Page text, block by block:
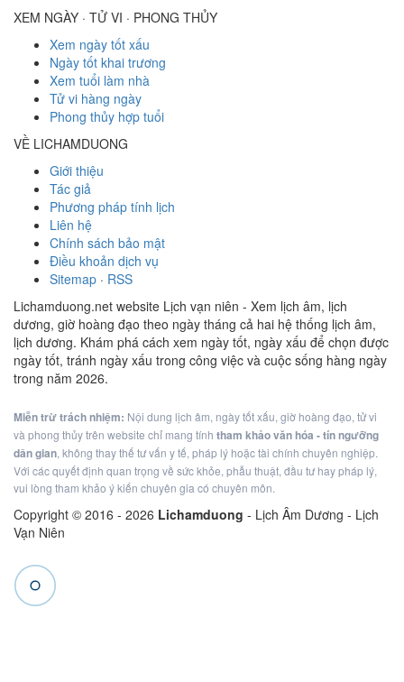
XEM NGÀY · TỬ VI · PHONG THỦY
Xem ngày tốt xấu
Ngày tốt khai trương
Xem tuổi làm nhà
Tử vi hàng ngày
Phong thủy hợp tuổi
VỀ LICHAMDUONG
Giới thiệu
Tác giả
Phương pháp tính lịch
Liên hệ
Chính sách bảo mật
Điều khoản dịch vụ
Sitemap · RSS
Lichamduong.net website Lịch vạn niên - Xem lịch âm, lịch
dương, giờ hoàng đạo theo ngày tháng cả hai hệ thống lịch âm,
lịch dương. Khám phá cách xem ngày tốt, ngày xấu để chọn được
ngày tốt, tránh ngày xấu trong công việc và cuộc sống hàng ngày
trong năm 2026.
Miễn trừ trách nhiệm: Nội dung lịch âm, ngày tốt xấu, giờ hoàng đạo, tử vi
và phong thủy trên website chỉ mang tính tham khảo văn hóa - tín ngưỡng
dân gian, không thay thế tư vấn y tế, pháp lý hoặc tài chính chuyên nghiệp.
Với các quyết định quan trọng về sức khỏe, phẫu thuật, đầu tư hay pháp lý,
vui lòng tham khảo ý kiến chuyên gia có chuyên môn.
Copyright © 2016 - 2026 Lichamduong - Lịch Âm Dương - Lịch
Vạn Niên